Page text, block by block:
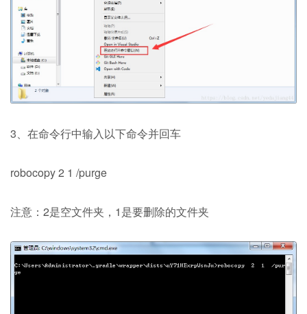
3、在命令行中输入以下命令并回车
robocopy 2 1 /purge
注意：2是空文件夹，1是要删除的文件夹